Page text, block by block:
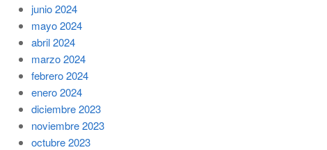
junio 2024
mayo 2024
abril 2024
marzo 2024
febrero 2024
enero 2024
diciembre 2023
noviembre 2023
octubre 2023